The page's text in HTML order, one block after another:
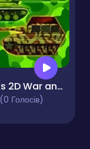
Tanks 2D War and Heroes
Голосів)